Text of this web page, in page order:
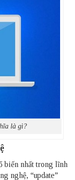
là gì?
biến nhất trong lĩnh
nghệ, “update”